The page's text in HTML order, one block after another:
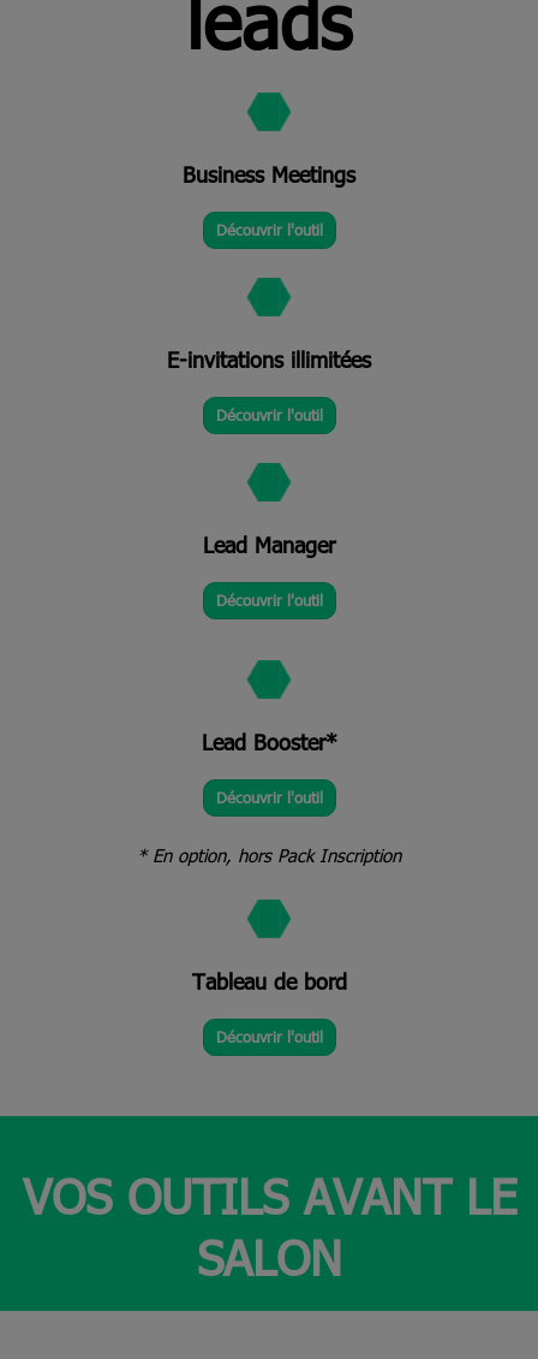
leads
Business Meetings
Découvrir l'outil
E-invitations illimitées
Découvrir l'outil
Lead Manager
Découvrir l'outil
Lead Booster*
Découvrir l'outil
* En option, hors Pack Inscription
Tableau de bord
Découvrir l'outil
VOS OUTILS AVANT LE
SALON